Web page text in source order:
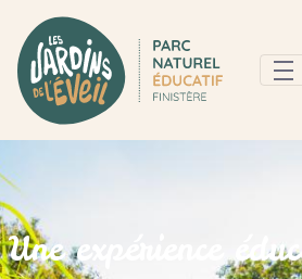
Les Jardins de
Une expérience